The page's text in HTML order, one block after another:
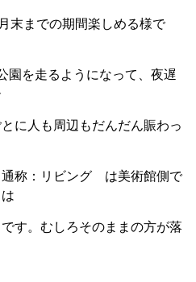
末までの期間楽しめる様で
園を走るようになって、夜遅
に人も周辺もだんだん賑わっ
通称：リビング は美術館側で
す。むしろそのままの方が落